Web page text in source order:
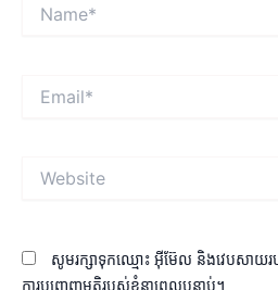
សូមរក្សាទុកឈ្មោះ អ៊ីម៊ែល និងវេបសាយរប
ការបញ្ចេញមតិរបស់ខ្ញុំនាពេលបន្ទាប់។